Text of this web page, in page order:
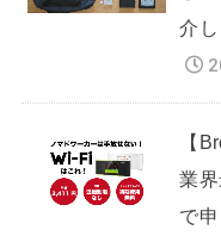
介し
【
業
で